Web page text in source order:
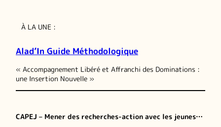
À LA UNE :
Alad’In Guide Méthodologique
« Accompagnement Libéré et Affranchi des Dominations :
une Insertion Nouvelle »
CAPEJ – Mener des recherches-action avec les jeunes…